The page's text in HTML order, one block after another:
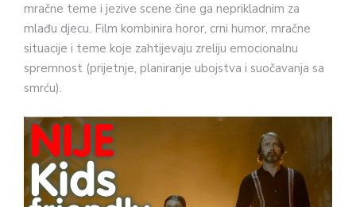
mračne teme i jezive scene čine ga neprikladnim za
mlađu djecu. Film kombinira horor, crni humor, mračne
situacije i teme koje zahtijevaju zreliju emocionalnu
spremnost (prijetnje, planiranje ubojstva i suočavanja sa
smrću).